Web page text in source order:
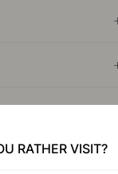
RATHER VISIT?